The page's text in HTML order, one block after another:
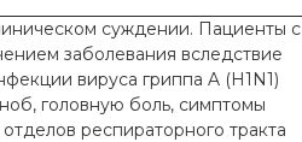
суждении. Пациенты с
заболевания вследствие
вируса гриппа A (H1N1)
головную боль, симптомы
респираторного тракта